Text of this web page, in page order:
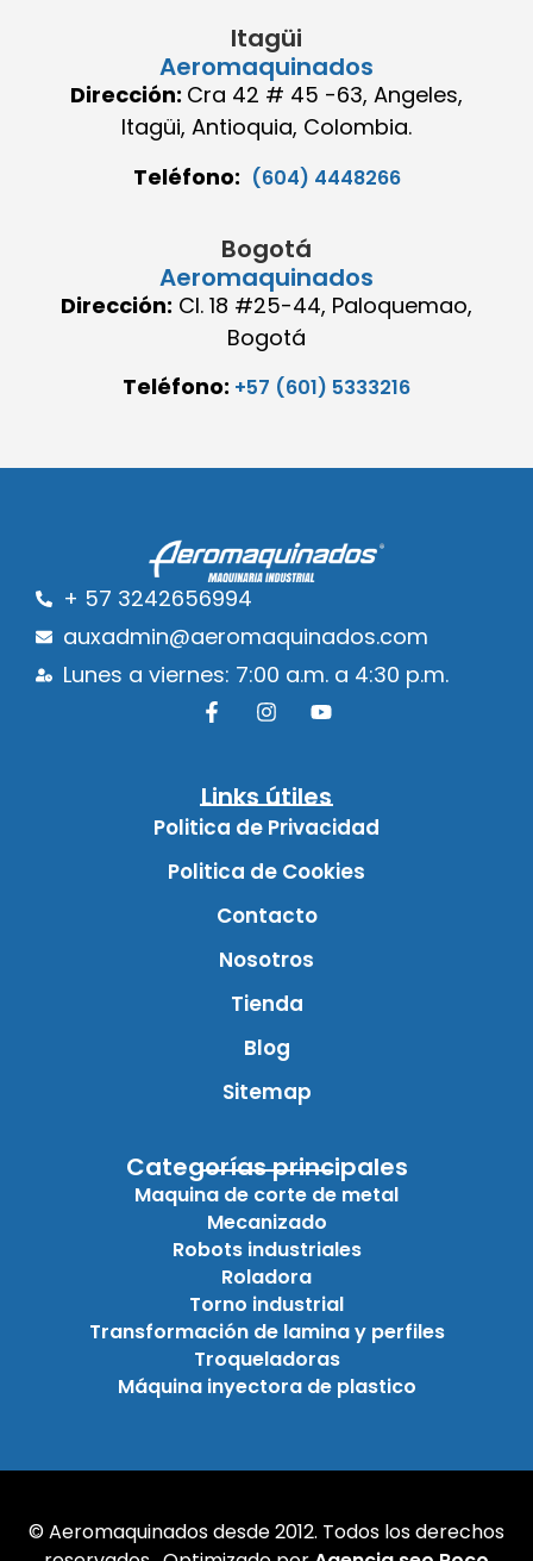
Itagüi
Aeromaquinados
Dirección: Cra 42 # 45 -63, Angeles,
Itagüi, Antioquia, Colombia.
Teléfono: (604) 4448266
Bogotá
Aeromaquinados
Dirección: Cl. 18 #25-44, Paloquemao,
Bogotá
Teléfono: +57 (601) 5333216
+ 57 3242656994
auxadmin@aeromaquinados.com
Lunes a viernes: 7:00 a.m. a 4:30 p.m.
Links útiles
Politica de Privacidad
Politica de Cookies
Contacto
Nosotros
Tienda
Blog
Sitemap
Categorías principales
Maquina de corte de metal
Mecanizado
Robots industriales
Roladora
Torno industrial
Transformación de lamina y perfiles
Troqueladoras
Máquina inyectora de plastico
© Aeromaquinados desde 2012. Todos los derechos